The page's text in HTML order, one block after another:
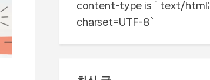
content-type is `text/html;
charset=UTF-8`